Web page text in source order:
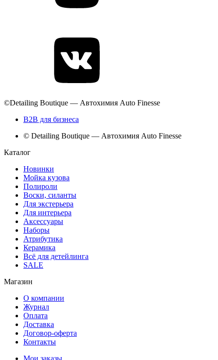
©Detailing Boutique — Автохимия Auto Finesse
B2B для бизнеса
© Detailing Boutique — Автохимия Auto Finesse
Каталог
Новинки
Мойка кузова
Полироли
Воски, силанты
Для экстерьера
Для интерьера
Аксессуары
Наборы
Атрибутика
Керамика
Всё для детейлинга
SALE
Магазин
О компании
Журнал
Оплата
Доставка
Договор-оферта
Контакты